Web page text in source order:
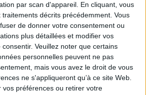
par scan d'appareil. En cliquant, vous
décrits précédemment. Vous
de donner votre consentement ou
plus détaillées et modifier vos
Veuillez noter que certains
personnelles peuvent ne pas
mais vous avez le droit de vous
ne s'appliqueront qu’à ce site Web.
vos préférences ou retirer votre
commenter les articles
déposer mon CV
sur Archimag.com